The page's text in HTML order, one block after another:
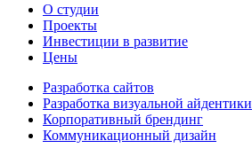
О студии
Проекты
Инвестиции в развитие
Цены
Разработка сайтов
Разработка визуальной айдентики
Корпоративный брендинг
Коммуникационный дизайн